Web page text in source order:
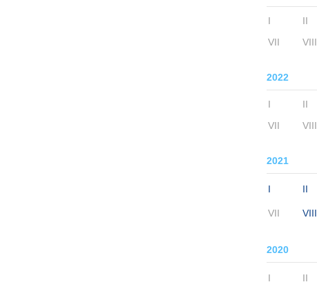
I II
VII
VIII
2022
I II
VII
VIII
2021
I II
VII VIII
2020
I II